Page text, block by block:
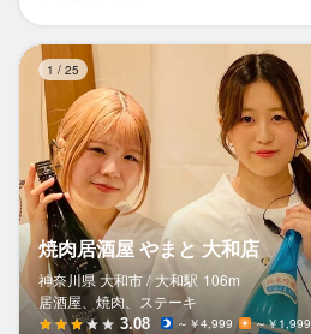
1 / 25
焼肉居酒屋 やまと 大和店
神奈川県 大和市 / 大和駅 106m
居酒屋、焼肉、ステーキ
3.08 ～￥4,999 ～￥1,999